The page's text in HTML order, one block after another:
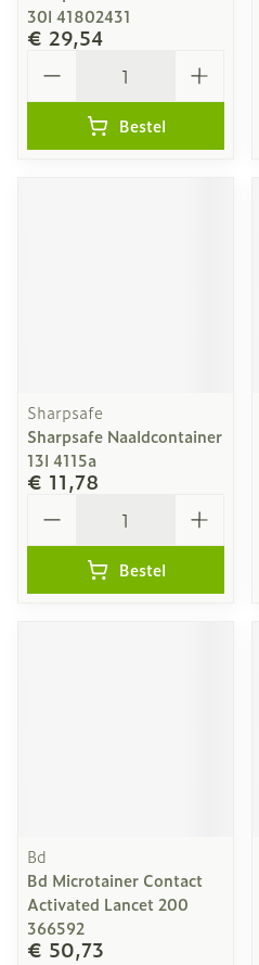
30l 41802431
€ 29,54
Bestel
Sharpsafe
Sharpsafe Naaldcontainer
13l 4115a
€ 11,78
Bestel
Bd
Bd Microtainer Contact
Activated Lancet 200
366592
€ 50,73